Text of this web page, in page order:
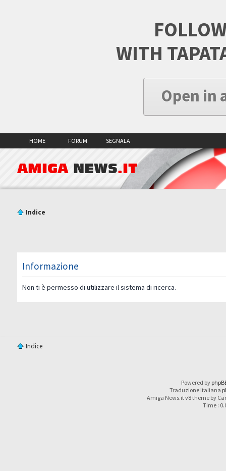
WITH
Open in
HOME FORUM SEGNALA
AMIGA NEWS.IT
Indice
Informazione
Non ti è permesso di utilizzare il sistema di ricerca.
Indice
Powered by
Traduzione Italiana
Amiga News.it v8 theme by
Time :